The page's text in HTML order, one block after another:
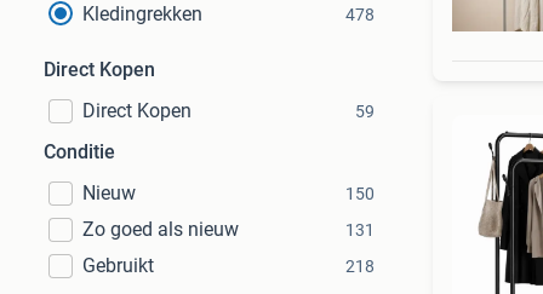
Kledingrekken
478
Direct Kopen
Direct Kopen
59
Conditie
Nieuw
150
Zo goed als nieuw 131
Gebruikt 218